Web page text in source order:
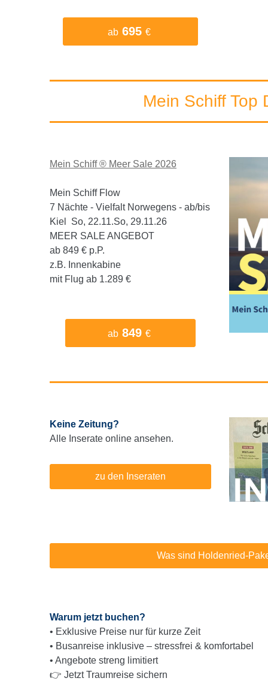
ab 695 €
Mein Schiff Top
Mein Schiff ® Meer Sale 2026
Mein Schiff Flow
7 Nächte - Vielfalt Norwegens - ab/bis
Kiel So, 22.11.So, 29.11.26
MEER SALE ANGEBOT
ab 849 € p.P.
z.B. Innenkabine
mit Flug ab 1.289 €
ab 849 €
Keine Zeitung?
Alle Inserate online ansehen.
zu den Inseraten
Was sind Holdenried-
Warum jetzt buchen?
• Exklusive Preise nur für kurze Zeit
• Busanreise inklusive – stressfrei & komfortabel
• Angebote streng limitiert
👉 Jetzt Traumreise sichern